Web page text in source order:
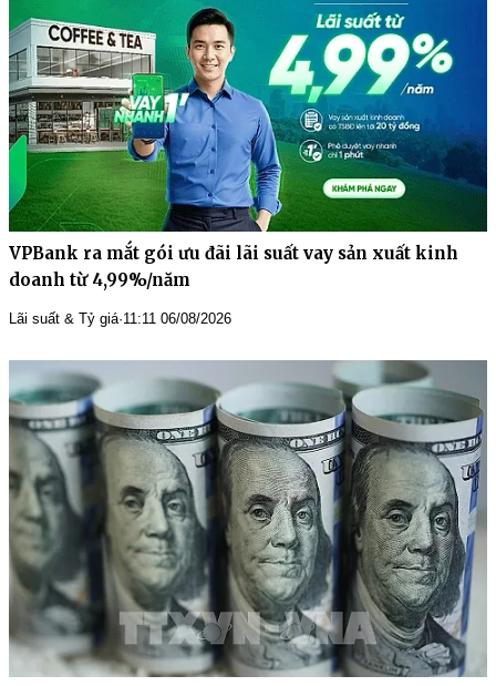
VPBank ra mắt gói ưu đãi lãi suất vay sản xuất kinh
doanh từ 4,99%/năm
Lãi suất & Tỷ giá·11:11 06/08/2026